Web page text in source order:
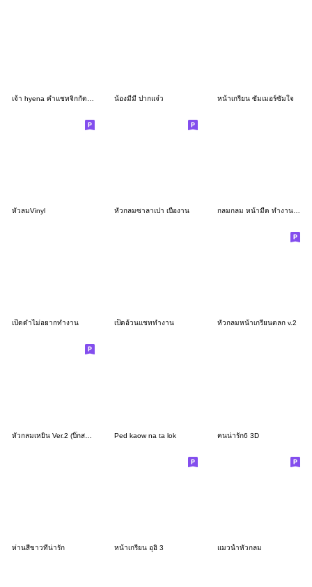
น้องมีมี่ ปากแจ๋ว หน้าเกรียน ซัมเมอร์ซัมใจ
หัวลมVinyl หัวกลมซาลาเปา เบื่องาน กลมกลม หน้ามืด ทำงาน 3D
เป็ดดำไม่อยากทำงาน เป็ดอ้วนแชททำงาน หัวกลมหน้าเกรียนตลก v.2
Ped kaow na ta lok คนน่ารัก6 3D
ห่านสีขาวที่น่ารัก หน้าเกรียน อุอิ 3 แมวน้ำหัวกลม